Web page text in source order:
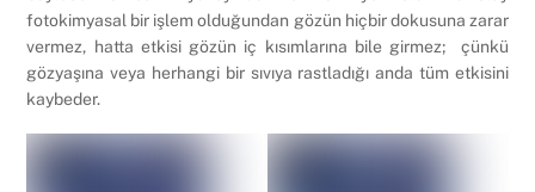
fotokimyasal bir işlem olduğundan gözün hiçbir dokusuna zarar
vermez, hatta etkisi gözün iç kısımlarına bile girmez; çünkü
gözyaşına veya herhangi bir sıvıya rastladığı anda tüm etkisini
kaybeder.